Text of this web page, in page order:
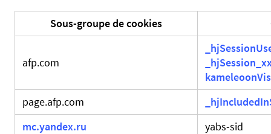
Sous-groupe de cookies
afp.com
page.afp.com
mc.yandex.ru
yabs-sid